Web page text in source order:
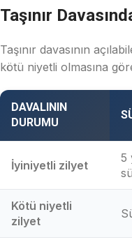
Taşınır
Taşınır davasının
kötü niyetli olmasına
DAVALININ
DURUMU
İyiniyetli zilyet
5
Kötü niyetli
zilyet